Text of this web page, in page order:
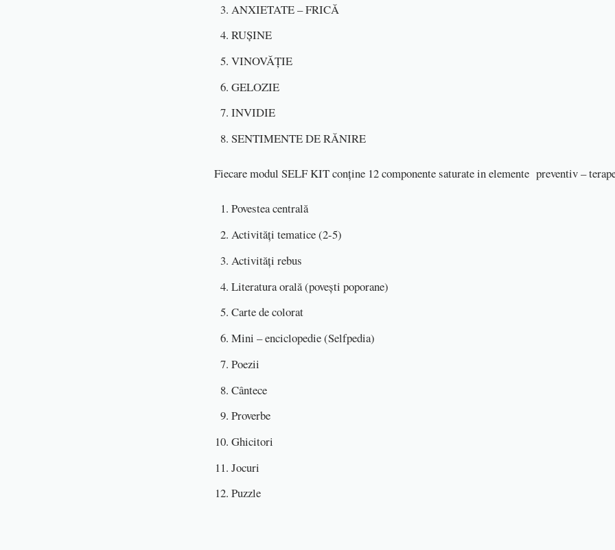
ANXIETATE – FRICĂ
RUŞINE
VINOVĂŢIE
GELOZIE
INVIDIE
SENTIMENTE DE RĂNIRE
Fiecare modul SELF KIT conține 12 componente saturate in elemente preventiv –
Povestea centrală
Activităţi tematice (2-5)
Activităţi rebus
Literatura orală (povești poporane)
Carte de colorat
Mini – enciclopedie (Selfpedia)
Poezii
Cântece
Proverbe
Ghicitori
Jocuri
Puzzle